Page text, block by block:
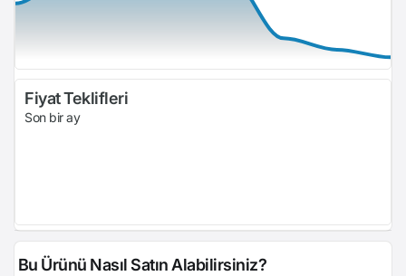
Fiyat Teklifleri
Son bir ay
Bu Ürünü Nasıl Satın Alabilirsiniz?